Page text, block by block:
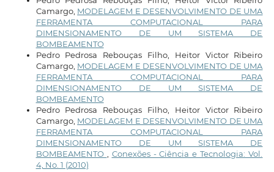
Camargo, MODELAGEM E DESENVOLVIMENTO DE UMA
FERRAMENTA COMPUTACIONAL PARA
DIMENSIONAMENTO DE UM SISTEMA DE
BOMBEAMENTO
Pedro Pedrosa Rebouças Filho, Heitor Victor Ribeiro
Camargo, MODELAGEM E DESENVOLVIMENTO DE UMA
FERRAMENTA COMPUTACIONAL PARA
DIMENSIONAMENTO DE UM SISTEMA DE
BOMBEAMENTO
Pedro Pedrosa Rebouças Filho, Heitor Victor Ribeiro
Camargo, MODELAGEM E DESENVOLVIMENTO DE UMA
FERRAMENTA COMPUTACIONAL PARA
DIMENSIONAMENTO DE UM SISTEMA DE
BOMBEAMENTO
Conexões - Ciência e Tecnologia: Vol.
4, No. 1 (2010)